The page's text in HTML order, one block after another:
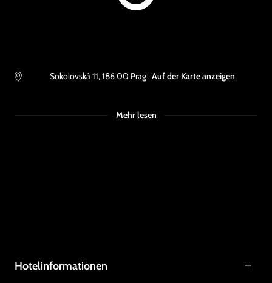
Sokolovská 11,186 00 Prag Auf der Karte anzeigen
Mehr lesen
Hotelinformationen